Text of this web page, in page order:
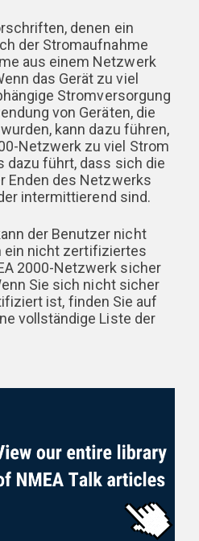
denen ein
der Stromaufnahme
aus einem Netzwerk
das Gerät zu viel
Stromversorgung
von Geräten, die
kann dazu führen,
Netzwerk zu viel Strom
dazu führt, dass sich die
Enden des Netzwerks
intermittierend sind.
der Benutzer nicht
ein nicht zertifiziertes
2000-Netzwerk sicher
Sie sich nicht sicher
ist, finden Sie auf
vollständige Liste der